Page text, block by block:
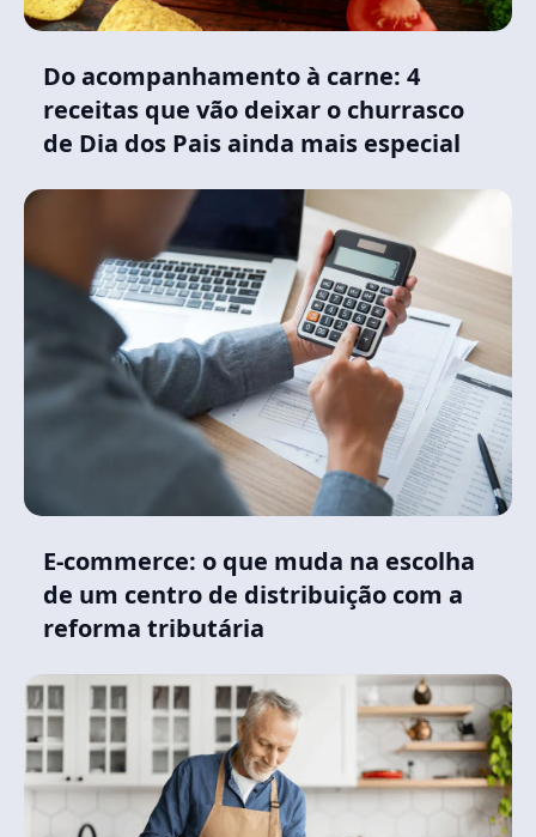
Do acompanhamento à carne: 4
receitas que vão deixar o churrasco
de Dia dos Pais ainda mais especial
E-commerce: o que muda na escolha
de um centro de distribuição com a
reforma tributária